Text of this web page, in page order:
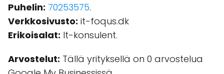
Puhelin: 70253575.
Verkkosivusto: it-foqus.dk
Erikoisalat: It-konsulent.
Arvostelut: Tällä yrityksellä on 0 arvostelua